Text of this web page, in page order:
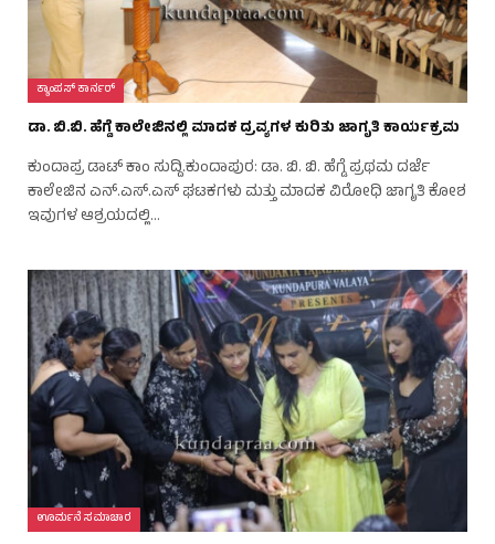
ಕ್ಯಾಂಪಸ್ ಕಾರ್ನರ್
ಡಾ. ಬಿ.ಬಿ. ಹೆಗ್ಡೆ ಕಾಲೇಜಿನಲ್ಲಿ ಮಾದಕ ದ್ರವ್ಯಗಳ ಕುರಿತು ಜಾಗೃತಿ ಕಾರ್ಯಕ್ರಮ
ಕುಂದಾಪ್ರ ಡಾಟ್‌ ಕಾಂ ಸುದ್ದಿ.ಕುಂದಾಪುರ: ಡಾ. ಬಿ. ಬಿ. ಹೆಗ್ಡೆ ಪ್ರಥಮ ದರ್ಜೆ
ಕಾಲೇಜಿನ ಎನ್.ಎಸ್.ಎಸ್ ಘಟಕಗಳು ಮತ್ತು ಮಾದಕ ವಿರೋಧಿ ಜಾಗೃತಿ ಕೋಶ
ಇವುಗಳ ಆಶ್ರಯದಲ್ಲಿ…
ಊರ್ಮನೆ ಸಮಾಚಾರ